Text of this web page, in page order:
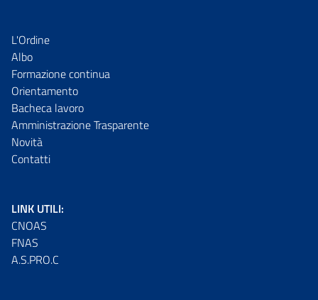
L'Ordine
Albo
Formazione continua
Orientamento
Bacheca lavoro
Amministrazione Trasparente
Novità
Contatti
LINK UTILI:
CNOAS
FNAS
A.S.PRO.C